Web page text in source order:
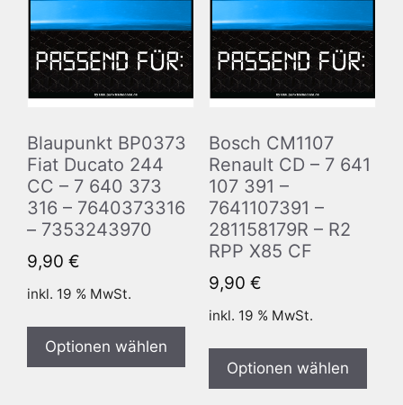
Blaupunkt BP0373
Fiat Ducato 244
CC – 7 640 373
316 – 7640373316
– 7353243970
9,90 €
inkl. 19 % MwSt.
Optionen wählen
Bosch CM1107
Renault CD – 7 641
107 391 –
7641107391 –
281158179R – R2
RPP X85 CF
9,90 €
inkl. 19 % MwSt.
Optionen wählen